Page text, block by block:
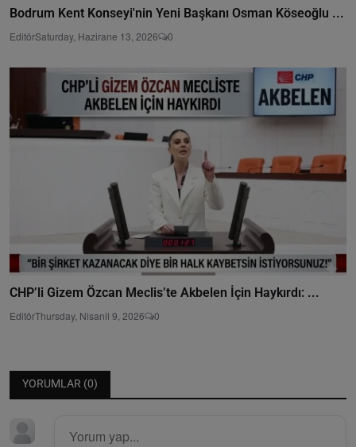
Bodrum Kent Konseyi'nin Yeni Başkanı Osman Köseoğlu ...
EditörSaturday, Hazirane 13, 2026 0
CHP’li Gizem Özcan Meclis’te Akbelen İçin Haykırdı: ...
EditörThursday, Nisanil 9, 2026 0
YORUMLAR (0)